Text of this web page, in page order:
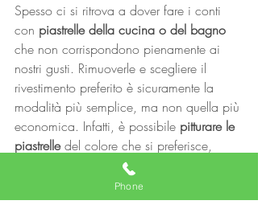
Spesso ci si ritrova a dover fare i conti
con piastrelle della cucina o del bagno
che non corrispondono pienamente ai
nostri gusti. Rimuoverle e scegliere il
rivestimento preferito è sicuramente la
modalità più semplice, ma non quella più
economica. Infatti, è possibile pitturare le
piastrelle del colore che si preferisce,
dando un tocco originale e personale
all’ambiente: non occorre altro che
dell’aggrappante e dello smalto per
Phone